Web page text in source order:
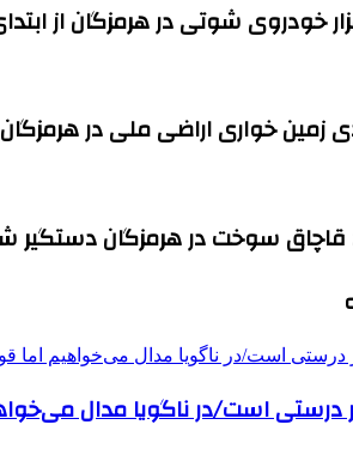
سوخت در هرمزگان دستگیر
درستی است/در ناگویا مدال